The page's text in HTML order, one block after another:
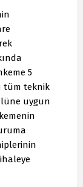
5
tüm teknik
uygun